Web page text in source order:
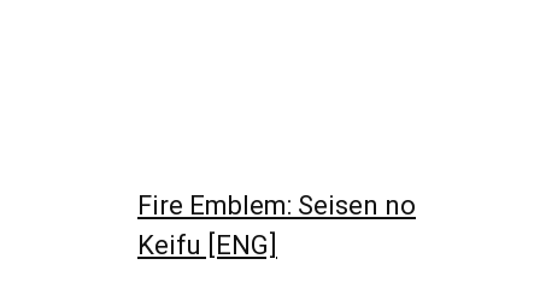
Fire Emblem: Seisen no
Keifu [ENG]